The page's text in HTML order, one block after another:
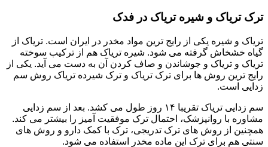
ترک تریاک و شیره تریاک در فدک
تریاک و شیره یکی از رایج ترین مواد مخدر در ایران است. تریاک از
گیاه خشخاش گرفته می شود. شیره تریاک هم از ترکیب سوخته
تریاک و تریاک و جوشاندن و صاف کردن آن به دست می آید. یکی از
رایج ترین روش ها برای ترک تریاک و ترک شیرده تریاک روش سم
زدایی است.
سم زدایی تریاک تقریبا ۱۴ روز طول می کشد. بعد از سم زدایی
مشاوره با روانپزشک، احتمال ترک موفقیت آمیز را بیشتر می کند.
همچنین از روش های ترک تدریجی، ترک با کمک دارو و روش های
سنتی هم برای ترک این ماده مخدر استفاده می شود.